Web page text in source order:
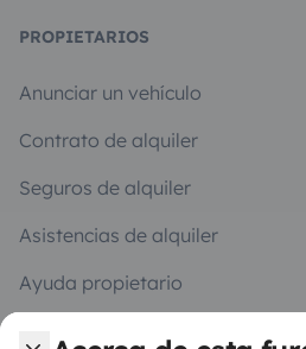
PROPIETARIOS
Anunciar un vehículo
Contrato de alquiler
Seguros de alquiler
Asistencias de alquiler
Ayuda propietario